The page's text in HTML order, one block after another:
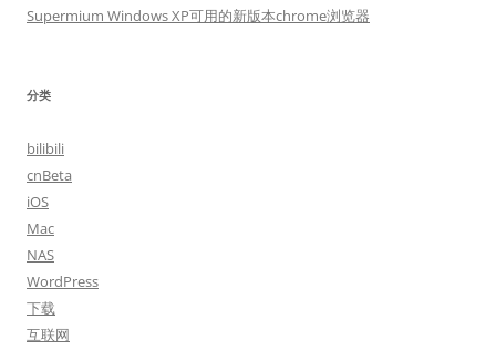
Supermium Windows XP可用的新版本chrome浏览器
分类
bilibili
cnBeta
iOS
Mac
NAS
WordPress
下载
互联网